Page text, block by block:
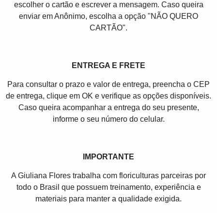
escolher o cartão e escrever a mensagem. Caso queira
enviar em Anônimo, escolha a opção "NÃO QUERO
CARTÃO".
ENTREGA E FRETE
Para consultar o prazo e valor de entrega, preencha o CEP
de entrega, clique em OK e verifique as opções disponíveis.
Caso queira acompanhar a entrega do seu presente,
informe o seu número do celular.
IMPORTANTE
A Giuliana Flores trabalha com floriculturas parceiras por
todo o Brasil que possuem treinamento, experiência e
materiais para manter a qualidade exigida.